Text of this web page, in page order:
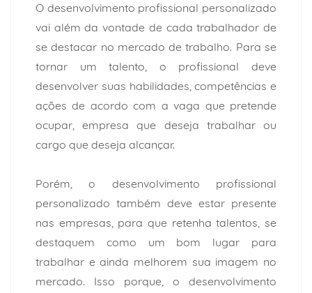
O desenvolvimento profissional personalizado
vai além da vontade de cada trabalhador de
se destacar no mercado de trabalho. Para se
tornar um talento, o profissional deve
desenvolver suas habilidades, competências e
ações de acordo com a vaga que pretende
ocupar, empresa que deseja trabalhar ou
cargo que deseja alcançar.
Porém, o desenvolvimento profissional
personalizado também deve estar presente
nas empresas, para que retenha talentos, se
destaquem como um bom lugar para
trabalhar e ainda melhorem sua imagem no
mercado. Isso porque, o desenvolvimento